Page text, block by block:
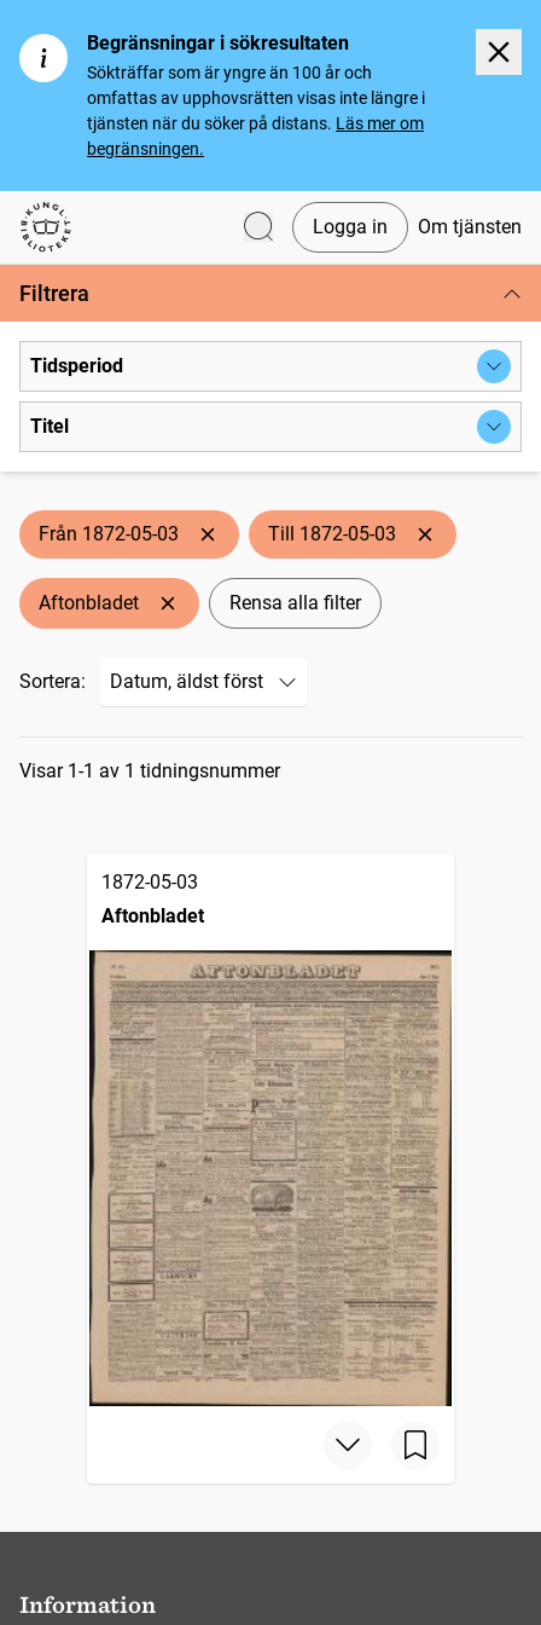
Begränsningar i sökresultaten
Sökträffar som är yngre än 100 år och
omfattas av upphovsrätten visas inte längre i
tjänsten när du söker på distans. Läs mer om
begränsningen.
Svenska tidningar
Logga in Om tjänsten
Filtrera
Tidsperiod
Titel
Från 1872-05-03 Till 1872-05-03
Aftonbladet Rensa alla filter
Sortera:
Sökresultat
Visar 1-1 av 1 tidningsnummer
1872-05-03
Aftonbladet
Information